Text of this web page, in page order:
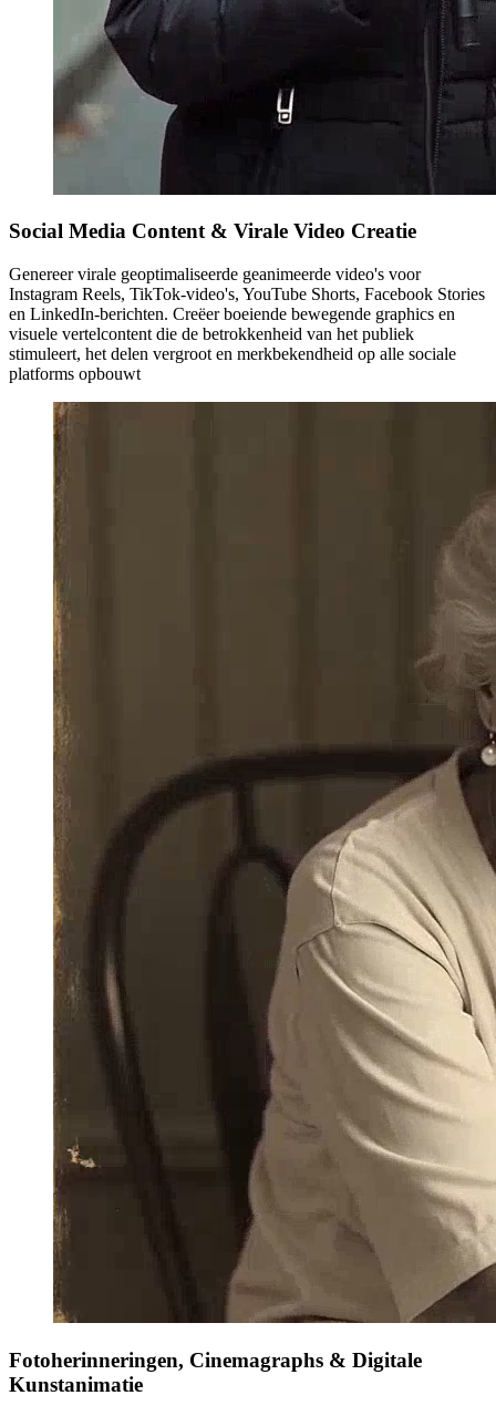
Social Media Content & Virale Video Creatie
Genereer virale geoptimaliseerde geanimeerde video's voor
Instagram Reels, TikTok-video's, YouTube Shorts, Facebook Stories
en LinkedIn-berichten. Creëer boeiende bewegende graphics en
visuele vertelcontent die de betrokkenheid van het publiek
stimuleert, het delen vergroot en merkbekendheid op alle sociale
platforms opbouwt
Fotoherinneringen, Cinemagraphs & Digitale
Kunstanimatie